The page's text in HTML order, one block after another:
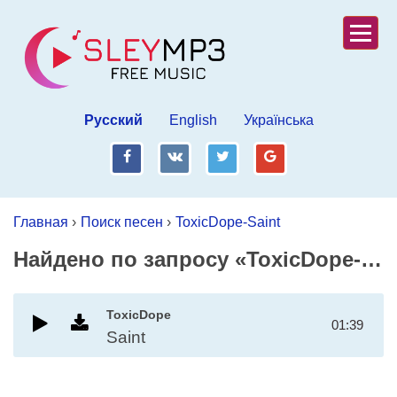
Русский English Українська
fb vk tw gp
Главная › Поиск песен › ToxicDope-Saint
Найдено по запросу «ToxicDope-Saint»
ToxicDope
Saint
01:39